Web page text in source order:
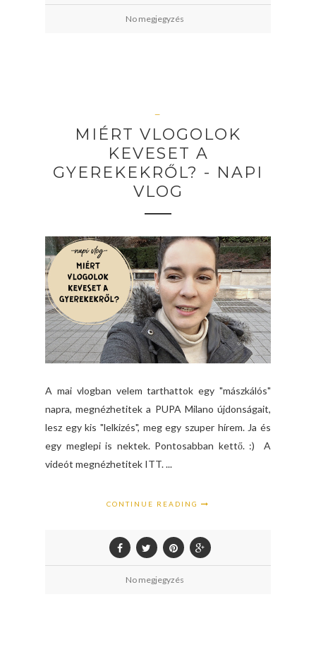
No megjegyzés
—
MIÉRT VLOGOLOK
KEVESET A
GYEREKEKRŐL? - NAPI
VLOG
A mai vlogban velem tarthattok egy "mászkálós"
napra, megnézhetitek a PUPA Milano újdonságait,
lesz egy kis "lelkizés", meg egy szuper hírem. Ja és
egy meglepi is nektek. Pontosabban kettő. :) A
videót megnézhetitek ITT. ...
CONTINUE READING
No megjegyzés